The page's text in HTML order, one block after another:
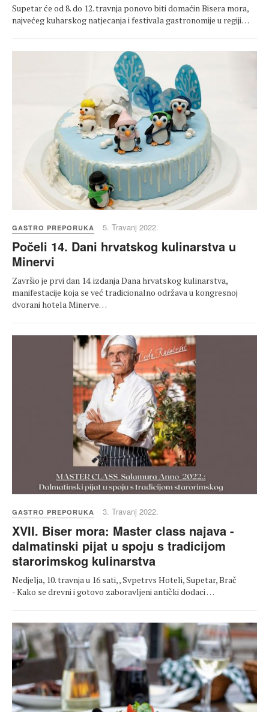
Supetar će od 8. do 12. travnja ponovo biti domaćin Bisera mora,
najvećeg kuharskog natjecanja i festivala gastronomije u regiji…
GASTRO PREPORUKA 5. Travanj 2022.
Počeli 14. Dani hrvatskog kulinarstva u
Minervi
Završio je prvi dan 14. izdanja Dana hrvatskog kulinarstva,
manifestacije koja se već tradicionalno održava u kongresnoj
dvorani hotela Minerve…
GASTRO PREPORUKA 3. Travanj 2022.
XVII. Biser mora: Master class najava -
dalmatinski pijat u spoju s tradicijom
starorimskog kulinarstva
Nedjelja, 10. travnja u 16 sati, , Svpetrvs Hoteli, Supetar, Brač
- Kako se drevni i gotovo zaboravljeni antički dodaci …